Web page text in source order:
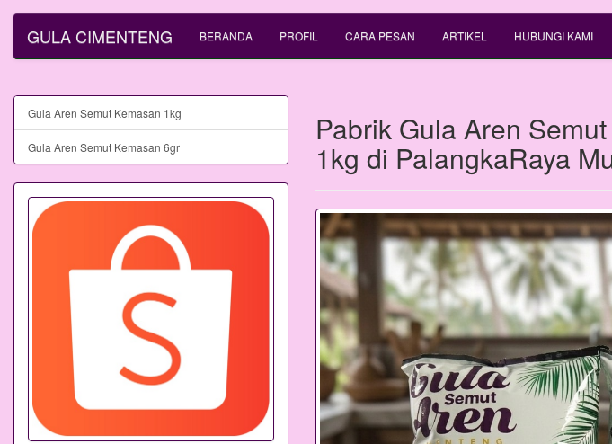
GULA CIMENTENG BERANDA PROFIL CARA PESAN ARTIKEL HUBUNGI KAMI
Pabrik Gula Aren
1kg di PalangkaRaya
Gula Aren Semut Kemasan 1kg
Gula Aren Semut Kemasan 6gr